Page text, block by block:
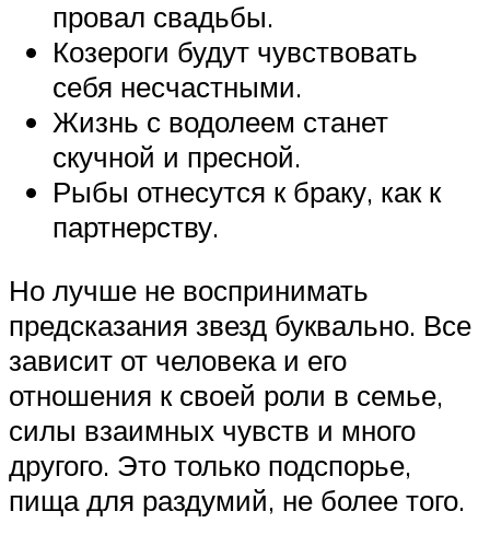
провал свадьбы.
Козероги будут чувствовать
себя несчастными.
Жизнь с водолеем станет
скучной и пресной.
Рыбы отнесутся к браку, как к
партнерству.
Но лучше не воспринимать
предсказания звезд буквально. Все
зависит от человека и его
отношения к своей роли в семье,
силы взаимных чувств и много
другого. Это только подспорье,
пища для раздумий, не более того.